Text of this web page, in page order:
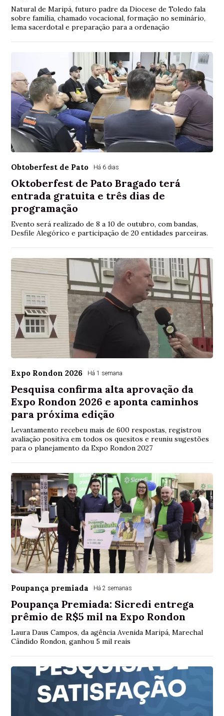
Natural de Maripá, futuro padre da Diocese de Toledo fala
sobre família, chamado vocacional, formação no seminário,
lema sacerdotal e preparação para a ordenação
Obtoberfest de Pato Há 6 dias
Oktoberfest de Pato Bragado terá
entrada gratuita e três dias de
programação
Evento será realizado de 8 a 10 de outubro, com bandas,
Desfile Alegórico e participação de 20 entidades parceiras.
Expo Rondon 2026 Há 1 semana
Pesquisa confirma alta aprovação da
Expo Rondon 2026 e aponta caminhos
para próxima edição
Levantamento recebeu mais de 600 respostas, registrou
avaliação positiva em todos os quesitos e reuniu sugestões
para o planejamento da Expo Rondon 2027
Poupança premiada Há 2 semanas
Poupança Premiada: Sicredi entrega
prêmio de R$5 mil na Expo Rondon
Laura Daus Campos, da agência Avenida Maripá, Marechal
Cândido Rondon, ganhou 5 mil reais